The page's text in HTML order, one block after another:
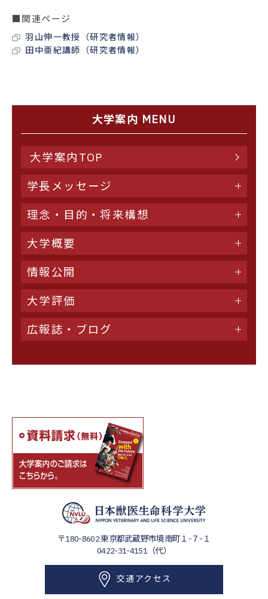
■関連ページ
羽山伸一教授（研究者情報）
田中亜紀講師（研究者情報）
大学案内 MENU
大学案内TOP
学長メッセージ
理念・目的・将来構想
大学概要
情報公開
大学評価
広報誌・ブログ
〒180-8602東京都武蔵野市境南町１-７-１
0422-31-4151（代）
交通アクセス